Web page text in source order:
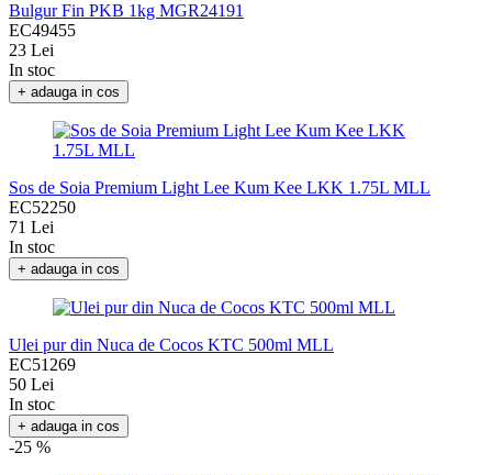
Bulgur Fin PKB 1kg MGR24191
EC49455
23 Lei
In stoc
+ adauga in cos
Sos de Soia Premium Light Lee Kum Kee LKK 1.75L MLL
EC52250
71 Lei
In stoc
+ adauga in cos
Ulei pur din Nuca de Cocos KTC 500ml MLL
EC51269
50 Lei
In stoc
+ adauga in cos
-25 %